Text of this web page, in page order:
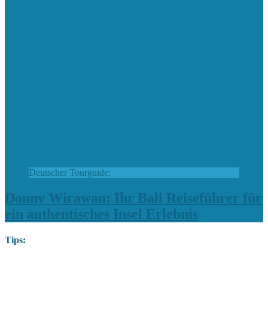
Deutscher Tourguide:
Donny Wirawan: Ihr Bali Reiseführer für
ein authentisches Insel Erlebnis
Tips: